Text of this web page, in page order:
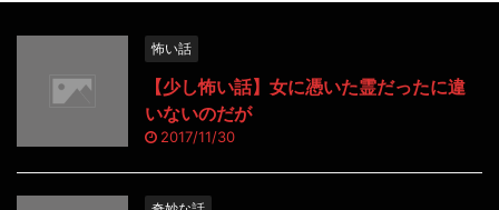
怖い話
【少し怖い話】女に憑いた霊だったに違
いないのだが
2017/11/30